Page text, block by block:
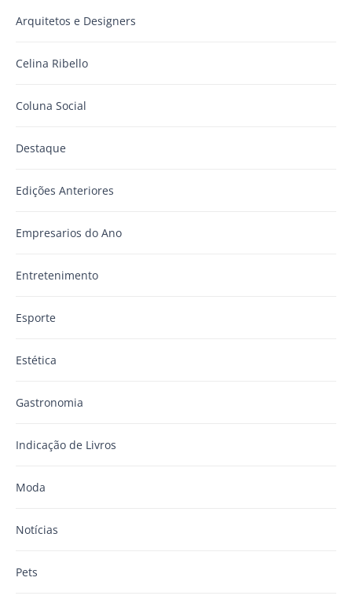
Arquitetos e Designers
Celina Ribello
Coluna Social
Destaque
Edições Anteriores
Empresarios do Ano
Entretenimento
Esporte
Estética
Gastronomia
Indicação de Livros
Moda
Notícias
Pets